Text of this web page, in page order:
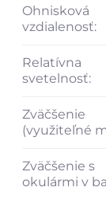
Ohnisková
vzdialenosť:
Relatívna
svetelnosť:
Zväčšenie
(využiteľné
Zväčšenie s
okulármi v